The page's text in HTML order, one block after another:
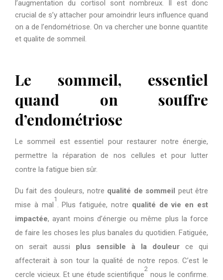
l’augmentation du cortisol sont nombreux. Il est donc
crucial de s’y attacher pour amoindrir leurs influence quand
on a de l’endométriose. On va chercher une bonne quantite
et qualite de sommeil.
Le sommeil, essentiel
quand on souffre
d’endométriose
Le sommeil est essentiel pour restaurer notre énergie,
permettre la réparation de nos cellules et pour lutter
contre la fatigue bien sûr.
Du fait des douleurs, notre qualité de sommeil
peut être
mise à mal
1
. Plus fatiguée, notre qualité de vie en est
impactée, ayant moins d’énergie ou même plus la force
de faire les choses les plus banales du quotidien. Fatiguée,
on serait aussi plus sensible à la douleur ce qui
affecterait à son tour la qualité de notre repos. C’est le
cercle vicieux. Et une étude scientifique
2
nous le confirme.